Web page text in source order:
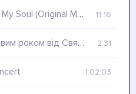
Soul (Original Mix) 11:16
від Святого Миколая з «нуля» 2:31
1:02:03